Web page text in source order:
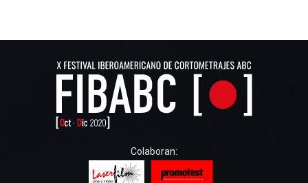
Colaboran: